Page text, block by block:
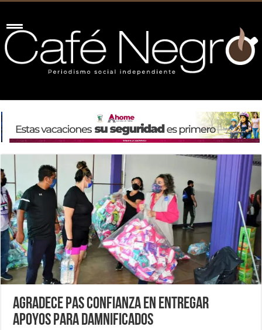
Agradece PAS confianza en entregar
apoyos para damnificados